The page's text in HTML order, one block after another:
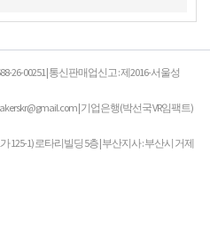
26-00251 | 통신판매업신고 : 제2016-서울성
| 기업은행(박선국 VR임팩트)
125-1) 로타리빌딩 5층 | 부산지사 : 부산시 거제